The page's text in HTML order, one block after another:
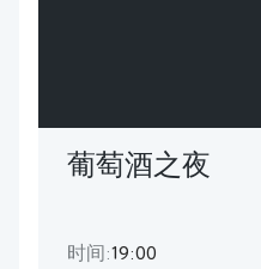
葡萄酒之夜
时间:19:00